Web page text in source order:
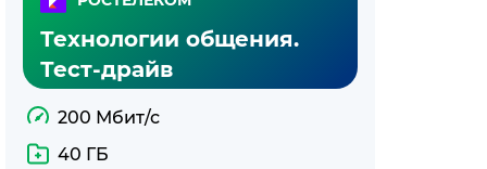
Технологии общения.
Тест-драйв
200 Мбит/с
40 ГБ